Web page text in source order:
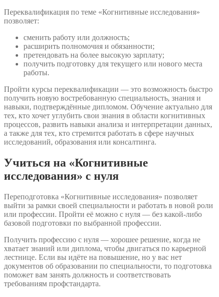
Переквалификация по теме «Когнитивные исследования»
позволяет:
сменить работу или должность;
расширить полномочия и обязанности;
претендовать на более высокую зарплату;
получить подготовку для текущего или нового места
работы.
Пройти курсы переквалификации — это возможность быстро
получить новую востребованную специальность, знания и
навыки, подтверждённые дипломом. Обучение актуально для
тех, кто хочет углубить свои знания в области когнитивных
процессов, развить навыки анализа и интерпретации данных,
а также для тех, кто стремится работать в сфере научных
исследований, образования или консалтинга.
Учиться на «Когнитивные
исследования» с нуля
Переподготовка «Когнитивные исследования» позволяет
выйти за рамки своей специальности и работать в новой роли
или профессии. Пройти её можно с нуля — без какой-либо
базовой подготовки по выбранной профессии.
Получить профессию с нуля — хорошее решение, когда не
хватает знаний или диплома, чтобы двигаться по карьерной
лестнице. Если вы идёте на повышение, но у вас нет
документов об образовании по специальности, то подготовка
поможет вам занять должность и соответствовать
требованиям профстандарта.